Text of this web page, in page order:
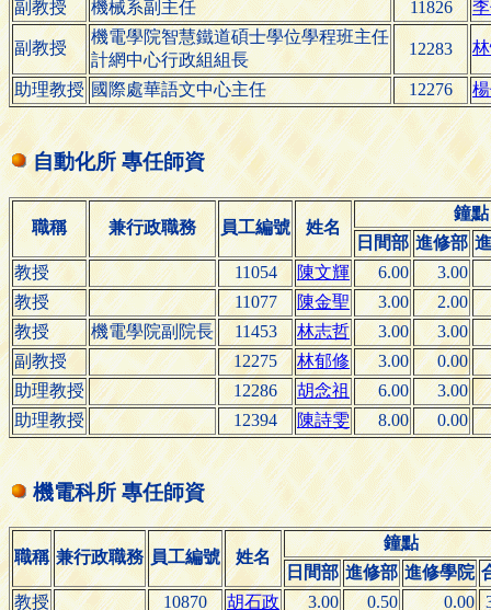
副教授 機械系副主任 11826
副教授
機電學院智慧鐵道碩士學位學程班主任
計網中心行政組組長
12283
助理教授 國際處華語文中心主任 12276
自動化所 專任師資
職稱 兼行政職務 員工編號 姓名
鐘點
日間部 進修部
教授
11054 陳文輝 6.00
3.00
教授
11077 陳金聖 3.00
2.00
教授
機電學院副院長 11453 林志哲 3.00
3.00
副教授
12275 林郁修 3.00
0.00
助理教授
12286 胡念祖 6.00
3.00
助理教授
12394 陳詩雯 8.00 0.00
機電科所 專任師資
職稱 兼行政職務 員工編號 姓名
鐘點
日間部 進修部 進修學院
教授
10870 胡石政 3.00 0.50 0.00